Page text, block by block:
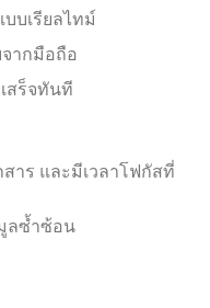
บเรียลไทม์
ากมือถือ
สร็จทันที
าร และมีเวลาโฟกัสที่
ลซ้ำซ้อน